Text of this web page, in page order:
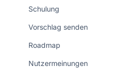
Schulung
Vorschlag senden
Roadmap
Nutzermeinungen